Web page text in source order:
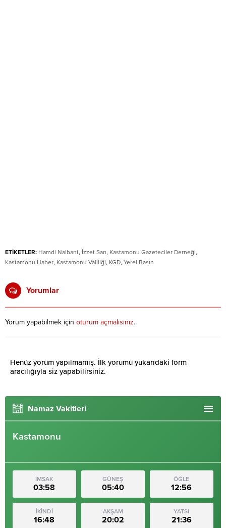
ETİKETLER: Hamdi Nalbant, İzzet Sarı, Kastamonu Gazeteciler Derneği,
Kastamonu Haber, Kastamonu Valiliği, KGD, Yerel Basın
Yorumlar
Yorum yapabilmek için oturum açmalısınız.
Henüz yorum yapılmamış. İlk yorumu yukarıdaki form
aracılığıyla siz yapabilirsiniz.
Namaz Vakitleri
Kastamonu
İMSAK
03:58
GÜNEŞ
05:40
ÖĞLE
12:56
İKİNDİ
16:48
AKŞAM
20:02
YATSI
21:36